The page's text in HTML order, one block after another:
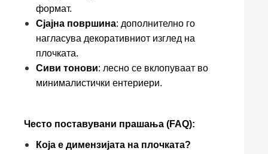
формат.
Сјајна површина: дополнително го
нагласува декоративниот изглед на
плочката.
Сиви тонови: лесно се вклопуваат во
минималистички ентериери.
Често поставувани прашања (FAQ):
Која е димензијата на плочката?